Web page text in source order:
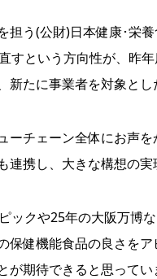
う(公財)日本健康･栄
すという方向性が、昨
新たに事業者を対象と
チェーン全体にお声
連携し、大きな構想の
ックや25年の大阪万博
保健機能食品の良さを
が期待できると思って